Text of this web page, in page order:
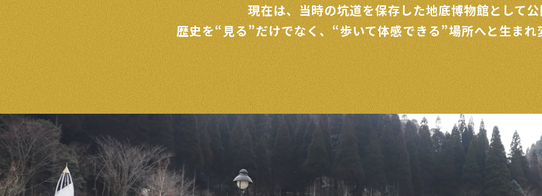
現在は、当時の坑道を保存した地底博物館として
歴史を“見る”だけでなく、“歩いて体感できる”場所へと生まれ